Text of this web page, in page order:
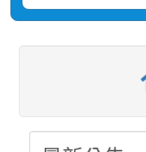
學年度
結果(
【甄選
學年度
結果(
【甄選
學年度
結果(第
【甄選
學年度
轉知：